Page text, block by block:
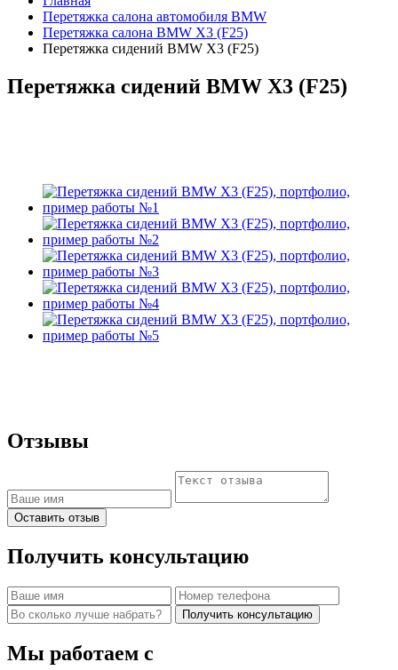
Перетяжка салона автомобиля BMW
Перетяжка салона BMW X3 (F25)
Перетяжка сидений BMW X3 (F25)
Перетяжка сидений BMW X3 (F25)
Отзывы
Оставить отзыв
Получить консультацию
Получить консультацию
Мы работаем с